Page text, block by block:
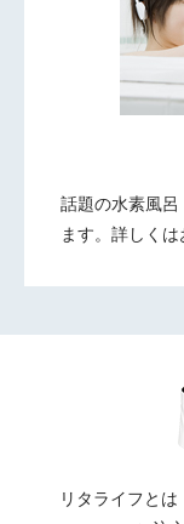
話題の水素風
ます。 詳しくは
リタライフとは